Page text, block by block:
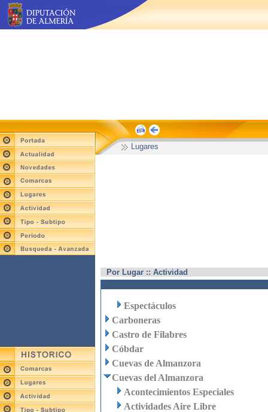
Lugares
Por Lugar :: Actividad
Espectáculos
Carboneras
Castro de Filabres
Cóbdar
Cuevas de Almanzora
Cuevas del Almanzora
Acontecimientos Especiales
Actividades Aire Libre